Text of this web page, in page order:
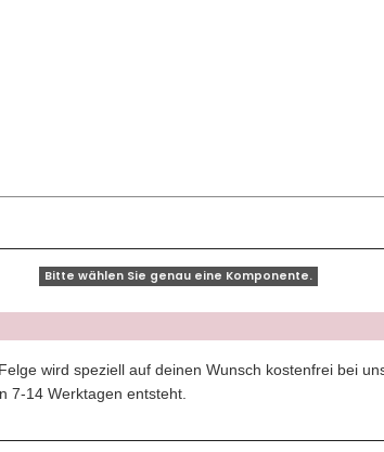
Bitte wählen Sie genau eine Komponente.
wird speziell auf deinen Wunsch kostenfrei bei
7-14 Werktagen entsteht.